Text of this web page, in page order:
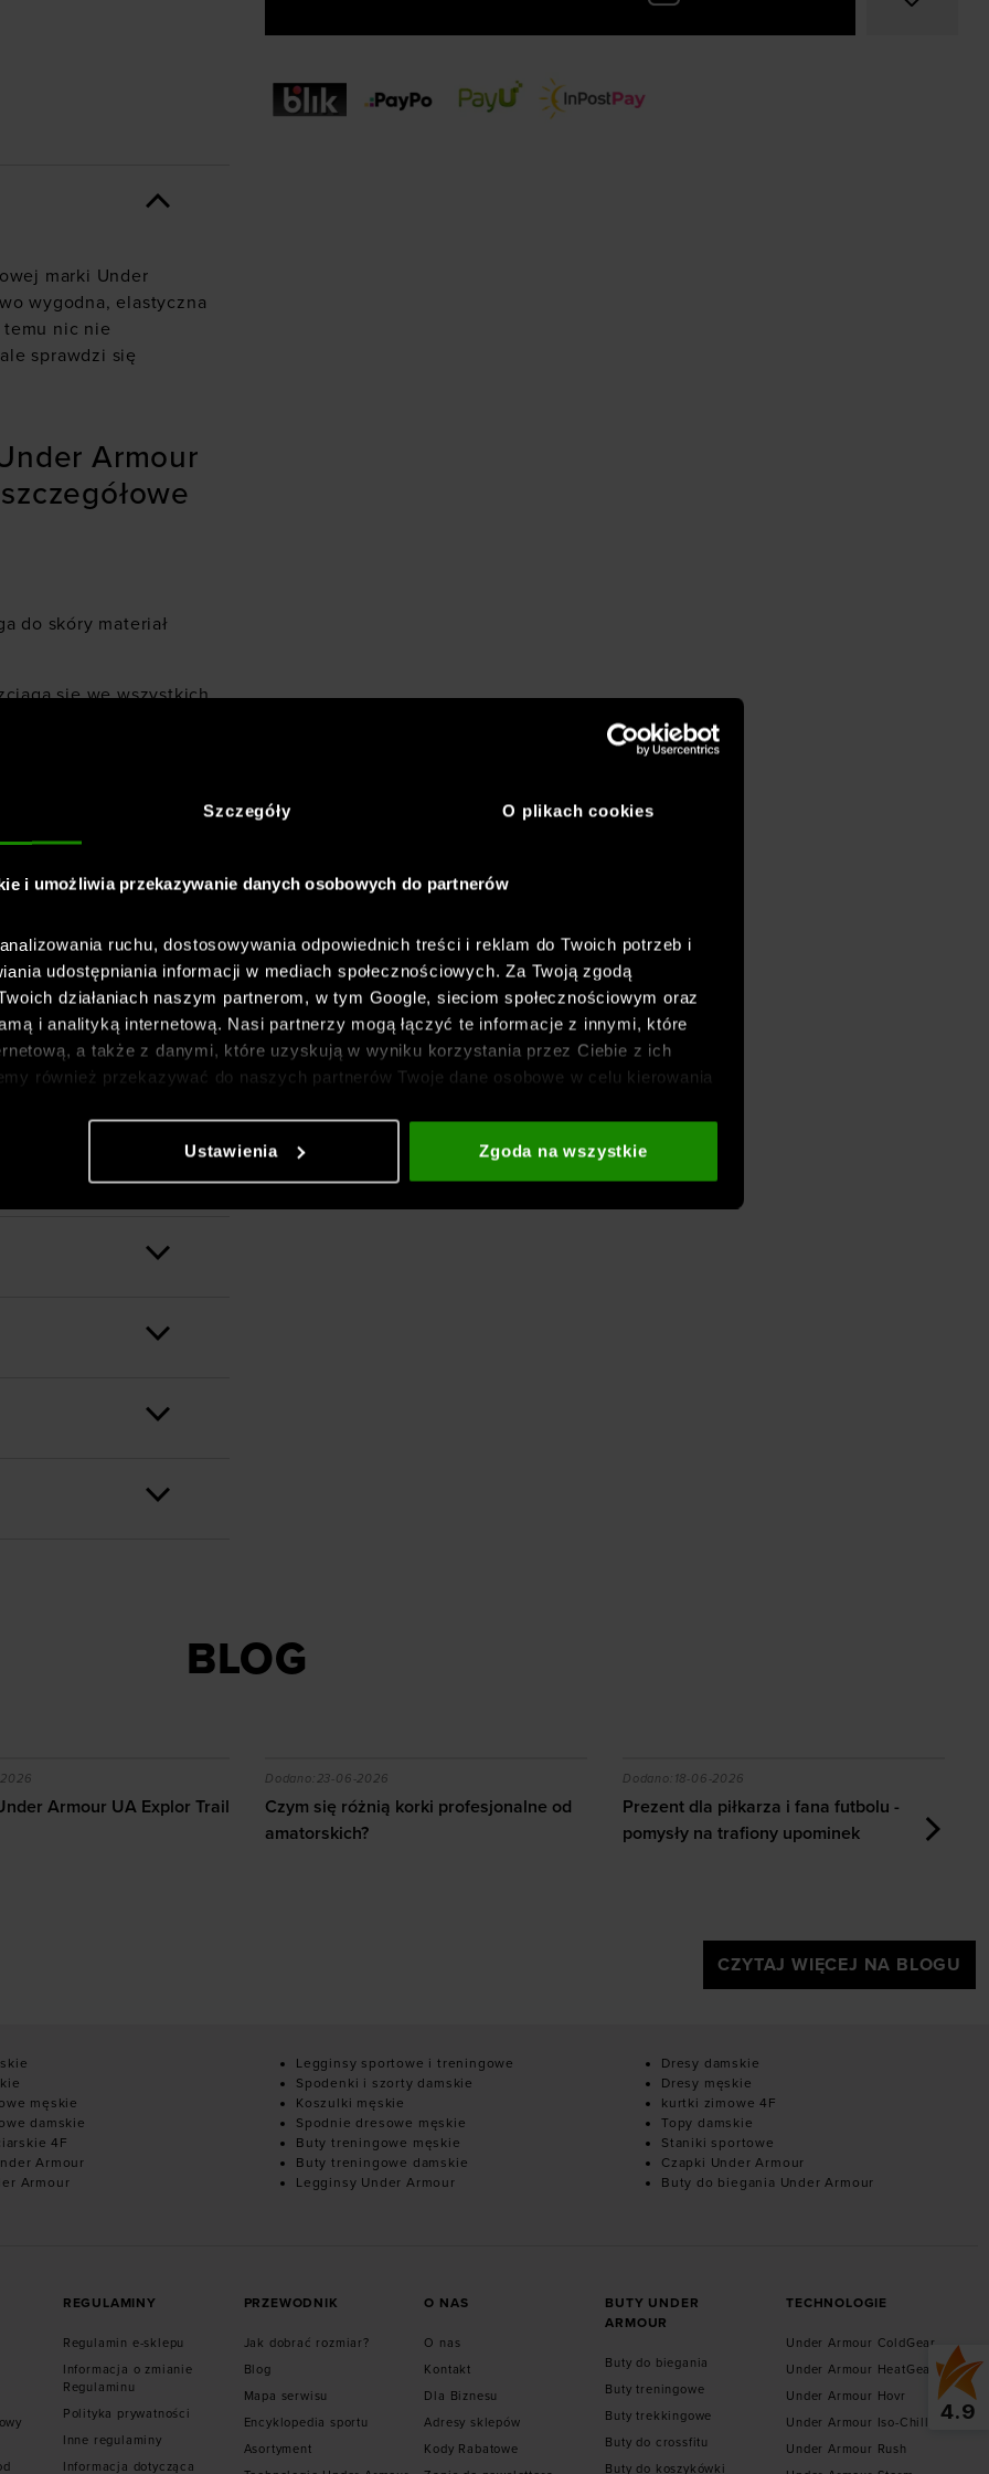
Szczegóły O plikach cookies
i umożliwia przekazywanie danych osobowych do partnerów
ruchu, dostosowywania odpowiednich treści i reklam do Twoich potrzeb i
udostępniania informacji w mediach społecznościowych. Za Twoją zgodą
działaniach naszym partnerom, w tym Google, sieciom społecznościowym oraz
i analityką internetową. Nasi partnerzy mogą łączyć te informacje z innymi, które
a także z danymi, które uzyskują w wyniku korzystania przez Ciebie z ich
również przekazywać do naszych partnerów Twoje dane osobowe w celu kierowania
informacje znajdziesz w naszej
Polityce prywatnościoraz sekcji „Szczegóły”
Ustawienia Zgoda na wszystkie
marki Under
wygodna, elastyczna
nic nie
sprawdzi się
Armour
do skóry materiał
się we wszystkich
ułatwiającym
i miękki
BLOG
Armour UA Explor Trail
Armour UA Explor Trail
Czym się różnią korki profesjonalne od amatorskich?
Dodano:23-06-2026
Czym się różnią korki profesjonalne od
amatorskich?
Prezent dla piłkarza i fana futbolu -
Dodano: 18-06-2026
Prezent dla piłkarza i fana futbolu -
pomysły na trafiony upominek
CZYTAJ WIĘCEJ NA BLOGU
męskie
damskie
4F
Armour
Armour
Legginsy sportowe i treningowe
Spodenki i szorty damskie
Koszulki męskie
Spodnie dresowe męskie
Buty treningowe męskie
Buty treningowe damskie
Legginsy Under Armour
Dresy damskie
Dresy męskie
kurtki zimowe 4F
Topy damskie
Staniki sportowe
Czapki Under Armour
Buty do biegania Under Armour
REGULAMINY
Regulamin e-sklepu
Informacja o zmianie
Regulaminu
Polityka prywatności
Inne regulaminy
Informacja dotycząca
PRZEWODNIK
Jak dobrać rozmiar?
Blog
Mapa serwisu
Encyklopedia sportu
Asortyment
O NAS
O nas
Kontakt
Dla Biznesu
Adresy sklepów
Kody Rabatowe
BUTY UNDER
ARMOUR
Buty do biegania
Buty treningowe
Buty trekkingowe
Buty do crossfitu
Buty do koszykówki
TECHNOLOGIE
Under Armour ColdGear
Under Armour HeatGear
Under Armour Hovr
Under Armour Iso-Chill
Under Armour Rush
4.9